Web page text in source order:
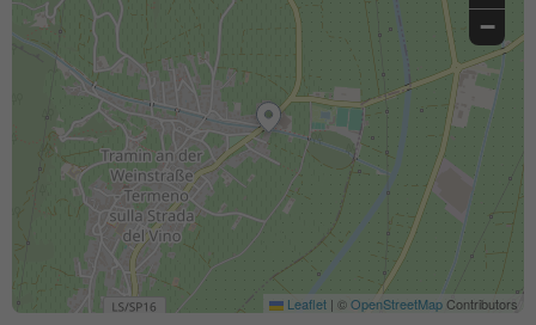
−
Leaflet | ©OpenStreetMapContributors